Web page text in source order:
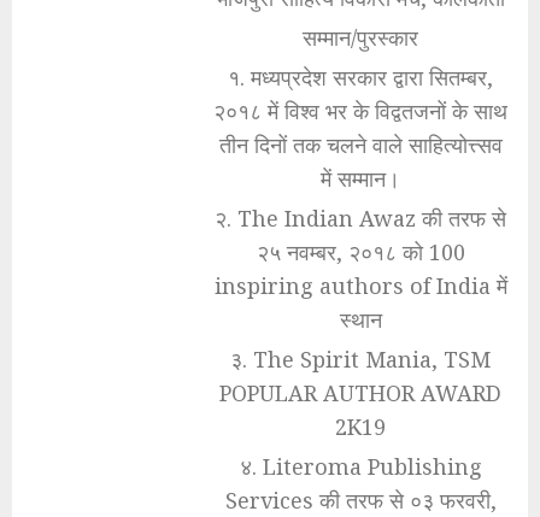
सम्मान/पुरस्कार
१. मध्यप्रदेश सरकार द्वारा सितम्बर,
२०१८ में विश्व भर के विद्वतजनों के साथ
तीन दिनों तक चलने वाले साहित्योत्त्सव
में सम्मान।
२. The Indian Awaz की तरफ से
२५ नवम्बर, २०१८ को 100
inspiring authors of India में
स्थान
३. The Spirit Mania, TSM
POPULAR AUTHOR AWARD
2K19
४. Literoma Publishing
Services की तरफ से ०३ फरवरी,